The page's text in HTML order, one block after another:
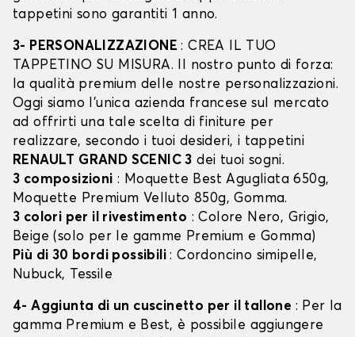
tappetini sono garantiti 1 anno.
3- PERSONALIZZAZIONE: CREA IL TUO
TAPPETINO SU MISURA. Il nostro punto di forza:
la qualità premium delle nostre personalizzazioni.
Oggi siamo l’unica azienda francese sul mercato
ad offrirti una tale scelta di finiture per
realizzare, secondo i tuoi desideri, i tappetini
RENAULT GRAND SCENIC 3 dei tuoi sogni.
3 composizioni : Moquette Best Agugliata 650g,
Moquette Premium Velluto 850g, Gomma.
3 colori per il rivestimento : Colore Nero, Grigio,
Beige (solo per le gamme Premium e Gomma)
Più di 30 bordi possibili: Cordoncino simipelle,
Nubuck, Tessile
4- Aggiunta di un cuscinetto per il tallone : Per la
gamma Premium e Best, è possibile aggiungere